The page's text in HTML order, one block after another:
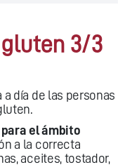
gluten 3/3
día de las personas
el ámbito
a la correcta
aceites, tostador,